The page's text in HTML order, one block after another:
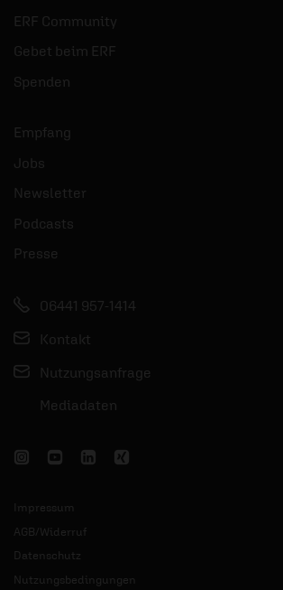
ERF Community
Gebet beim ERF
Spenden
Empfang
Jobs
Newsletter
Podcasts
Presse
06441 957-1414
Kontakt
Nutzungsanfrage
Mediadaten
Impressum
AGB/Widerruf
Datenschutz
Nutzungsbedingungen